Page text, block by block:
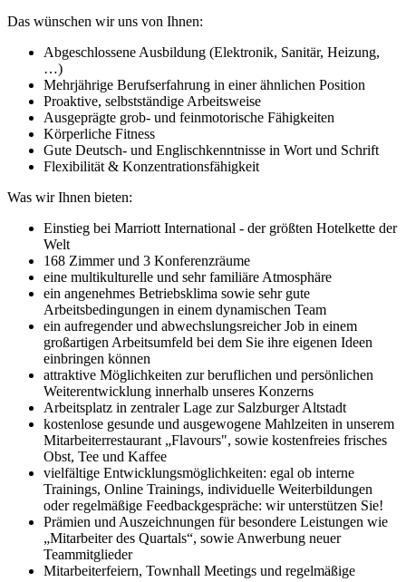
Das wünschen wir uns von Ihnen:
Abgeschlossene Ausbildung (Elektronik, Sanitär, Heizung,
…)
Mehrjährige Berufserfahrung in einer ähnlichen Position
Proaktive, selbstständige Arbeitsweise
Ausgeprägte grob- und feinmotorische Fähigkeiten
Körperliche Fitness
Gute Deutsch- und Englischkenntnisse in Wort und Schrift
Flexibilität & Konzentrationsfähigkeit
Was wir Ihnen bieten:
Einstieg bei Marriott International - der größten Hotelkette der
Welt
168 Zimmer und 3 Konferenzräume
eine multikulturelle und sehr familiäre Atmosphäre
ein angenehmes Betriebsklima sowie sehr gute
Arbeitsbedingungen in einem dynamischen Team
ein aufregender und abwechslungsreicher Job in einem
großartigen Arbeitsumfeld bei dem Sie ihre eigenen Ideen
einbringen können
attraktive Möglichkeiten zur beruflichen und persönlichen
Weiterentwicklung innerhalb unseres Konzerns
Arbeitsplatz in zentraler Lage zur Salzburger Altstadt
kostenlose gesunde und ausgewogene Mahlzeiten in unserem
Mitarbeiterrestaurant „Flavours", sowie kostenfreies frisches
Obst, Tee und Kaffee
vielfältige Entwicklungsmöglichkeiten: egal ob interne
Trainings, Online Trainings, individuelle Weiterbildungen
oder regelmäßige Feedbackgespräche: wir unterstützen Sie!
Prämien und Auszeichnungen für besondere Leistungen wie
„Mitarbeiter des Quartals“, sowie Anwerbung neuer
Teammitglieder
Mitarbeiterfeiern, Townhall Meetings und regelmäßige